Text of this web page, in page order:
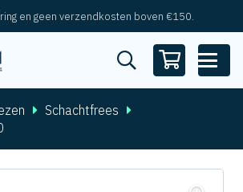
en geen verzendkosten boven €150.
Schachtfrees